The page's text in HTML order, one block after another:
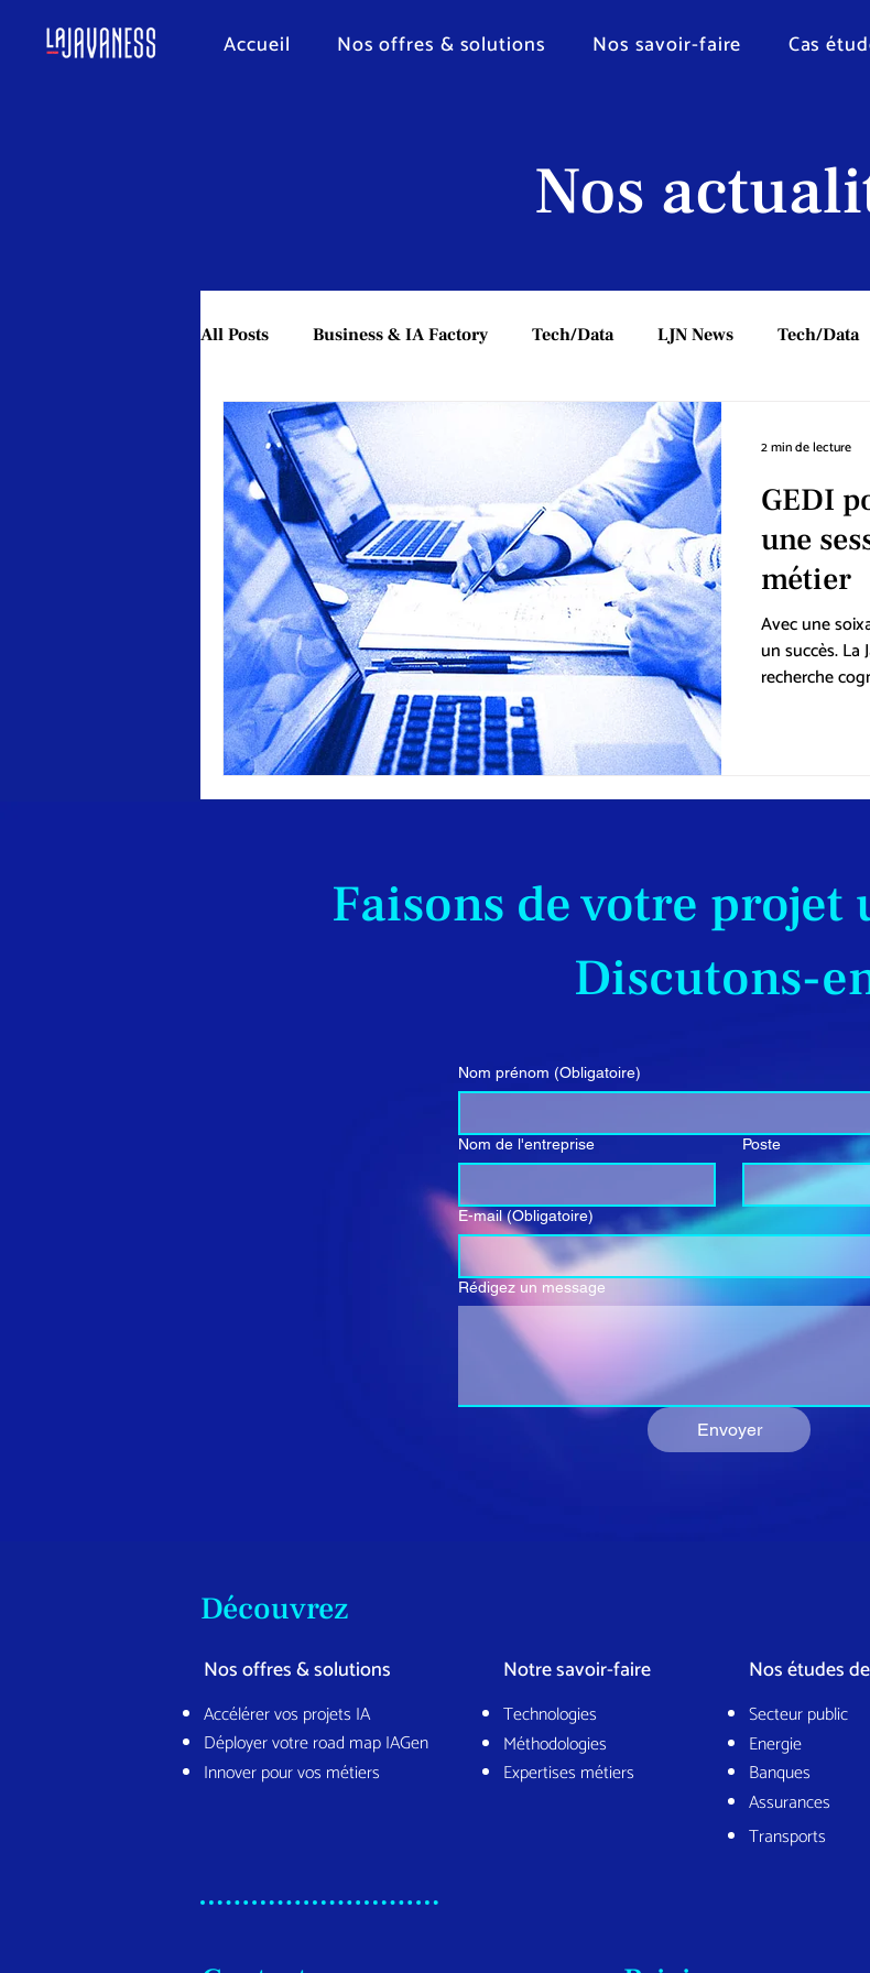
Accueil Nos offres & solutions Nos savoir-faire Cas
Nos
All Posts Business & IA Factory Tech/Data LJN News Tech/Data
GEDI
une
métier
Avec une
un succès. La
recherche
2 min de lecture
Faisons de votre projet
Discutons-
Nom prénom (Obligatoire)
Nom de l'entreprise Poste
E-mail (Obligatoire)
Rédigez un message
Envoyer
Découvrez
Nos offres & solutions
Déployer votre road map IAGen
Accélérer vos projets IA
Innover pour vos métiers
Notre savoir-faire
Technologies
Expertises métiers
Méthodologies
Nos études
Secteur public
Energie
Banques
Assurances
Transports